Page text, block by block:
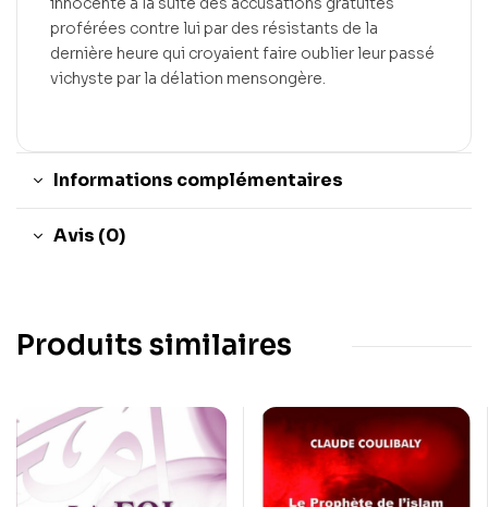
proférées contre lui par des résistants de la
dernière heure qui croyaient faire oublier leur passé
vichyste par la délation mensongère.
Informations complémentaires
Avis (0)
Produits similaires